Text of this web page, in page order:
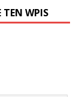
TEN WPIS